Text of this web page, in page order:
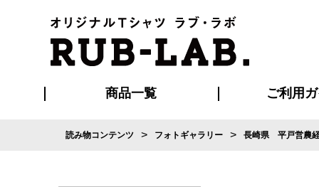
商品一覧 ご利用
ご利用ガ
はじめて
再注文の
お支払い方法
割引まとめ
発送・特急サー
版の保管期限
よくある
読み物コンテンツ > フォトギャラリー > 長崎県 平戸営農